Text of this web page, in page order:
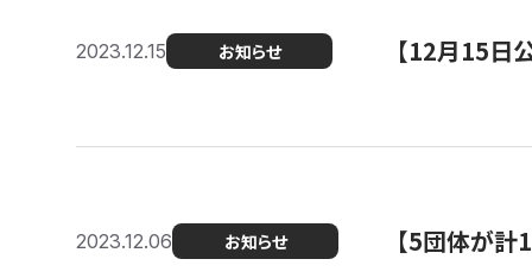
2023.12.15 お知らせ 【12月15日
2023.12.06 お知らせ 【5団体が